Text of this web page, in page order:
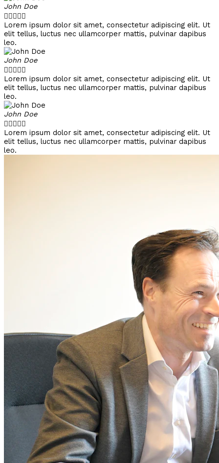
John Doe

Lorem ipsum dolor sit amet, consectetur adipiscing elit. Ut
elit tellus, luctus nec ullamcorper mattis, pulvinar dapibus
leo.
John Doe

Lorem ipsum dolor sit amet, consectetur adipiscing elit. Ut
elit tellus, luctus nec ullamcorper mattis, pulvinar dapibus
leo.
John Doe

Lorem ipsum dolor sit amet, consectetur adipiscing elit. Ut
elit tellus, luctus nec ullamcorper mattis, pulvinar dapibus
leo.